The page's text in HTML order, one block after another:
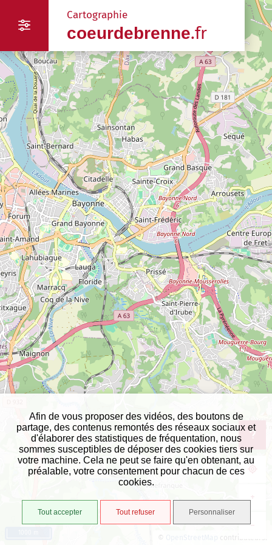
Panneau de gestion des cookies
Afin de vous proposer des vidéos, des boutons de
partage, des contenus remontés des réseaux sociaux et
d'élaborer des statistiques de fréquentation, nous
sommes susceptibles de déposer des cookies tiers sur
votre machine. Cela ne peut se faire qu'en obtenant, au
préalable, votre consentement pour chacun de ces
cookies.
Tout accepter Tout refuser Personnaliser
Cartographie
coeurdebrenne.fr
+
−
contributeurs.